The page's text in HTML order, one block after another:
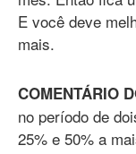
E você deve
mais.
COMENTÁRIO
no período de
25% e 50% a